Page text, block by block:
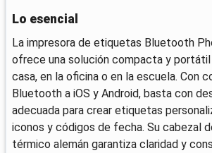
Lo esencial
La impresora de etiquetas Bluetooth
ofrece una solución compacta y
casa, en la oficina o en la escuela. Con
Bluetooth a iOS y Android, basta con
adecuada para crear etiquetas
iconos y códigos de fecha. Su cabezal
térmico alemán garantiza claridad y